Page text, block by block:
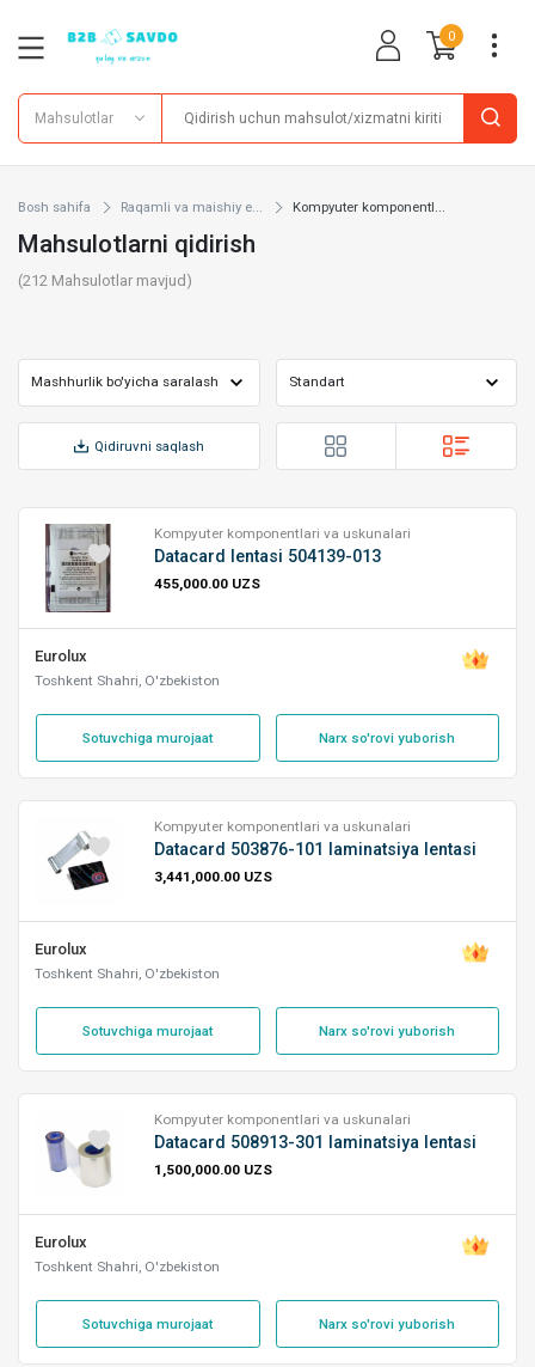
0
Mahsulotlar
Bosh sahifa Raqamli va maishiy e... Kompyuter komponentl...
Mahsulotlarni qidirish
(212 Mahsulotlar mavjud)
Qidiruvni saqlash
Kompyuter komponentlari va uskunalari
Datacard lentasi 504139-013
455,000.00 UZS
Eurolux
Toshkent Shahri, O'zbekiston
Sotuvchiga murojaat Narx so'rovi yuborish
Kompyuter komponentlari va uskunalari
Datacard 503876-101 laminatsiya lentasi
3,441,000.00 UZS
Eurolux
Toshkent Shahri, O'zbekiston
Sotuvchiga murojaat Narx so'rovi yuborish
Kompyuter komponentlari va uskunalari
Datacard 508913-301 laminatsiya lentasi
1,500,000.00 UZS
Eurolux
Toshkent Shahri, O'zbekiston
Sotuvchiga murojaat Narx so'rovi yuborish